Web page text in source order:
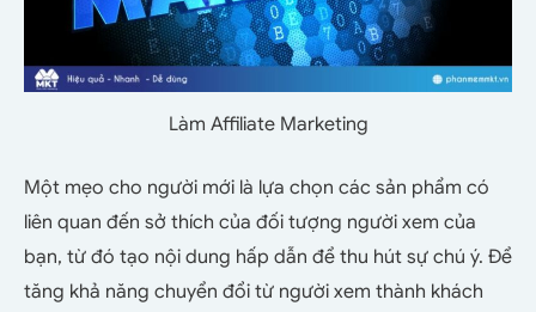
Làm Affiliate Marketing
Một mẹo cho người mới là lựa chọn các sản phẩm có
liên quan đến sở thích của đối tượng người xem của
bạn, từ đó tạo nội dung hấp dẫn để thu hút sự chú ý. Để
tăng khả năng chuyển đổi từ người xem thành khách